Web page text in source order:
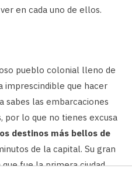
en cada uno de ellos.
pueblo colonial lleno de
imprescindible que hacer
sabes las embarcaciones
por lo que no tienes excusa
destinos más bellos de
de la capital. Su gran
fue la primera ciudad